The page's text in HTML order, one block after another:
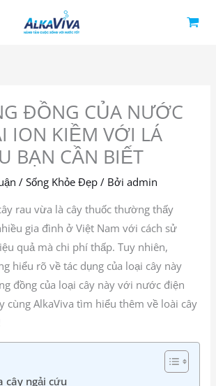
ĐỒNG CỦA NƯỚC
ION KIỀM VỚI LÁ
BẠN CẦN BIẾT
/Sống Khỏe Đẹp / Bởiadmin
rau vừa là cây thuốc thường thấy
gia đình ở Việt Nam với cách sử
quả mà chi phí thấp. Tuy nhiên,
hiểu rõ về tác dụng của loại cây này
đồng của loại cây này với nước điện
cùng AlkaViva tìm hiểu thêm về loài cây
cây ngải cứu